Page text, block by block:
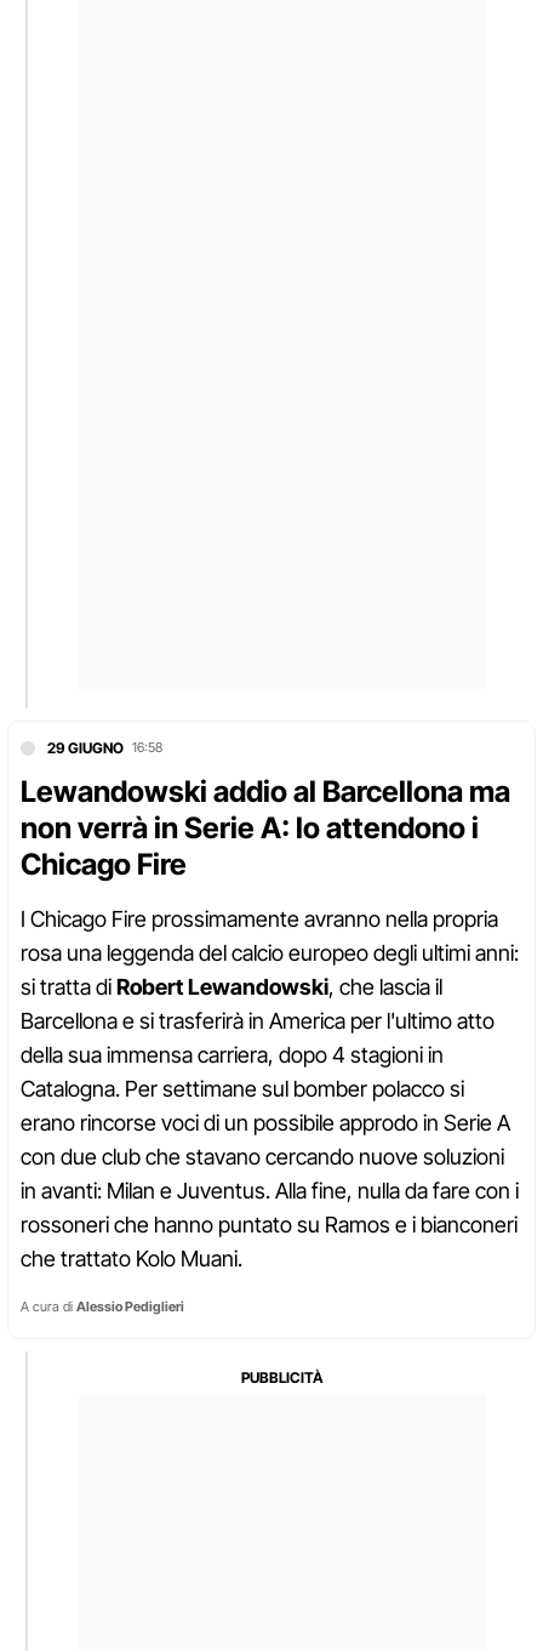
29 GIUGNO 16:58
Lewandowski addio al Barcellona ma
non verrà in Serie A: lo attendono i
Chicago Fire
I Chicago Fire prossimamente avranno nella propria
rosa una leggenda del calcio europeo degli ultimi anni:
si tratta diRobert Lewandowski, che lascia il
Barcellona e si trasferirà in America per l'ultimo atto
della sua immensa carriera, dopo 4 stagioni in
Catalogna. Per settimane sul bomber polacco si
erano rincorse voci di un possibile approdo in Serie A
con due club che stavano cercando nuove soluzioni
in avanti: Milan e Juventus. Alla fine, nulla da fare con i
rossoneri che hanno puntato su Ramos e i bianconeri
che trattato Kolo Muani.
A cura di Alessio Pediglieri